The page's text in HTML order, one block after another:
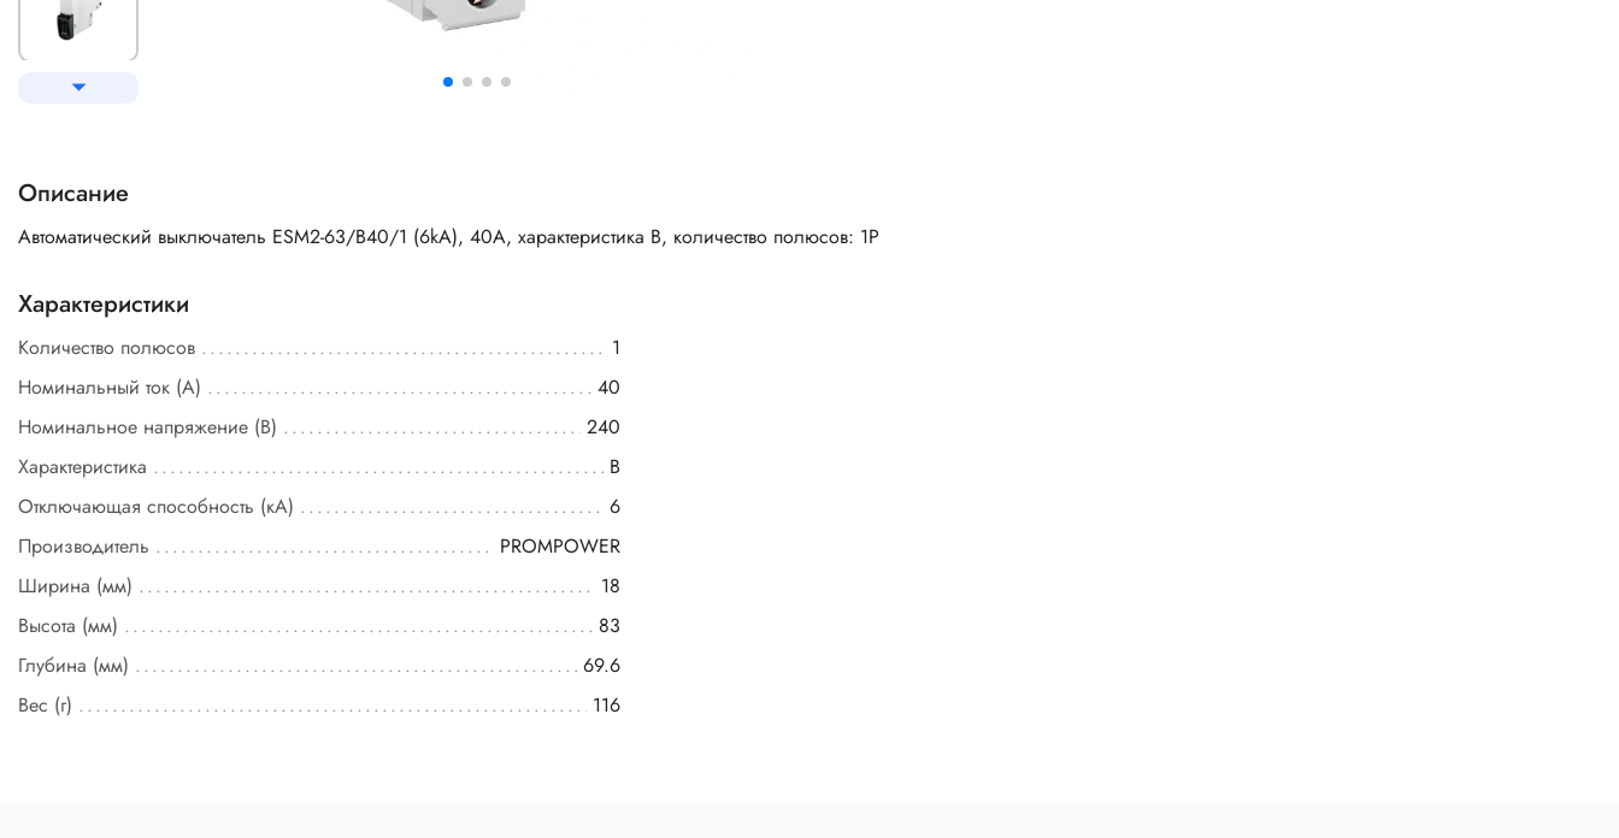
Описание
Автоматический выключатель ESM2-63/B40/1 (6kA), 40A, характеристика B, количество полюсов: 1P
Характеристики
Количество полюсов
1
Номинальный ток (А)
40
Номинальное напряжение (В)
240
Характеристика
B
Отключающая способность (кА)
6
Производитель
PROMPOWER
Ширина (мм)
18
Высота (мм)
83
Глубина (мм)
69.6
Вес (г)
116